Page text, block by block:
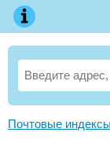
Почтовые